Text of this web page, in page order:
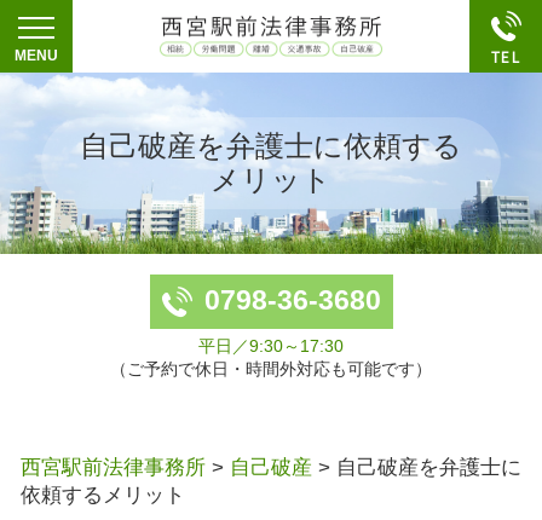
自己破産を弁護士に依頼する
メリット
0798-36-3680
平日／9:30～17:30
（ご予約で休日・時間外対応も可能です）
西宮駅前法律事務所 > 自己破産 > 自己破産を弁護士に
依頼するメリット